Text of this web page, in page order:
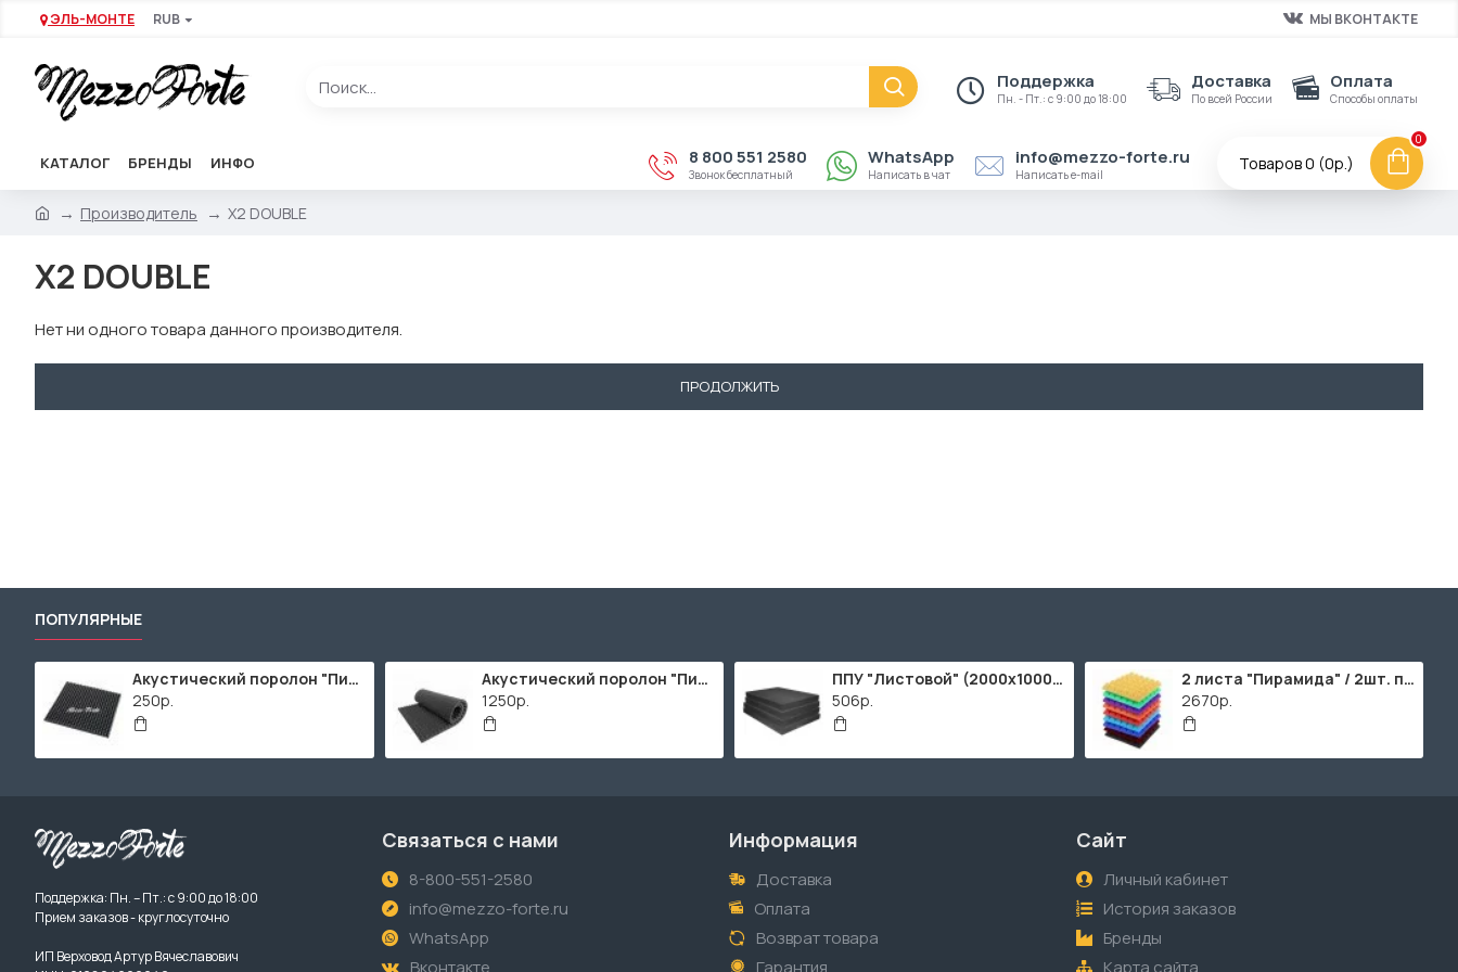
ЭЛЬ-МОНТЕ RUB МЫ ВКОНТАКТЕ
Поддержка
Пн. - Пт.: с 9:00 до 18:00
Доставка
По всей России
Оплата
Способы оплаты
КАТАЛОГ БРЕНДЫ ИНФО 8 800 551 2580
Звонок бесплатный
WhatsApp
Написать в чат
info@mezzo-forte.ru
Написать e-mail
Товаров 0 (0р.)
0
Производитель X2 DOUBLE
X2 DOUBLE
Нет ни одного товара данного производителя.
ПРОДОЛЖИТЬ
ПОПУЛЯРНЫЕ
Акустический поролон "Пирамида" / 480x480х30мм / Темно-серый
250р.
Акустический поролон "Пирамида" / 2000х1000мм
1250р.
ППУ "Листовой" (2000х1000мм)
506р.
2 листа "Пирамида" / 2шт. по 2000х1000мм
2670р.
Поддержка: Пн. – Пт.: с 9:00 до 18:00
Прием заказов - круглосуточно
ИП Верховод Артур Вячеславович
Связаться с нами
8-800-551-2580
info@mezzo-forte.ru
WhatsApp
Вконтакте
Информация
Доставка
Оплата
Возврат товара
Гарантия
Сайт
Личный кабинет
История заказов
Бренды
Карта сайта